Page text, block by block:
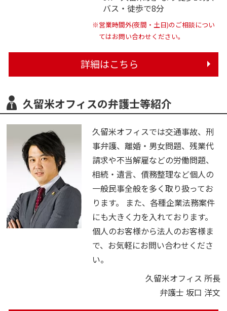
バス・徒歩で8分
※営業時間外(夜間・土日)のご相談につい
てはお問い合わせください。
詳細はこちら
久留米オフィスの弁護士等紹介
久留米オフィスでは交通事故、刑
事弁護、離婚・男女問題、残業代
請求や不当解雇などの労働問題、
相続・遺言、債務整理など個人の
一般民事全般を多く取り扱ってお
ります。 また、各種企業法務案件
にも大きく力を入れております。
個人のお客様から法人のお客様ま
で、お気軽にお問い合わせくださ
い。
久留米オフィス 所長
弁護士 坂口 洋文